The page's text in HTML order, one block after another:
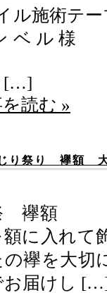
イル施
ベル
[…]
読む »
り祭り 襷額 大
襷額 襷
額に入れ
の襷を大
お届けし